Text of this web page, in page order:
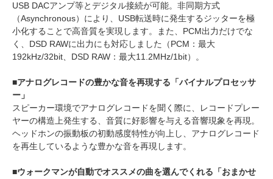
USB DACアンプ等とデジタル接続が可能。非同期方式
（Asynchronous）により、USB転送時に発生するジッターを極
小化することで高音質を実現します。また、PCM出力だけでな
く、DSD RAWに出力にも対応しました（PCM：最大
192kHz/32bit、DSD RAW：最大11.2MHz/1bit）。
■アナログレコードの豊かな音を再現する「バイナルプロセッサ
ー」
スピーカー環境でアナログレコードを聞く際に、レコードプレー
ヤーの構造上発生する、音質に好影響を与える音響現象を再現。
ヘッドホンの振動板の初動感度特性が向上し、アナログレコード
を再生しているような豊かな音を再現します。
■ウォークマンが自動でオススメの曲を選んでくれる「おまかせ